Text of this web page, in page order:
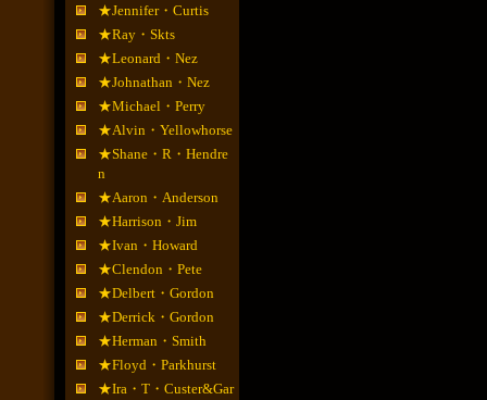
★Jennifer・Curtis
★Ray・Skts
★Leonard・Nez
★Johnathan・Nez
★Michael・Perry
★Alvin・Yellowhorse
★Shane・R・Hendre
n
★Aaron・Anderson
★Harrison・Jim
★Ivan・Howard
★Clendon・Pete
★Delbert・Gordon
★Derrick・Gordon
★Herman・Smith
★Floyd・Parkhurst
★Ira・T・Custer&Gar